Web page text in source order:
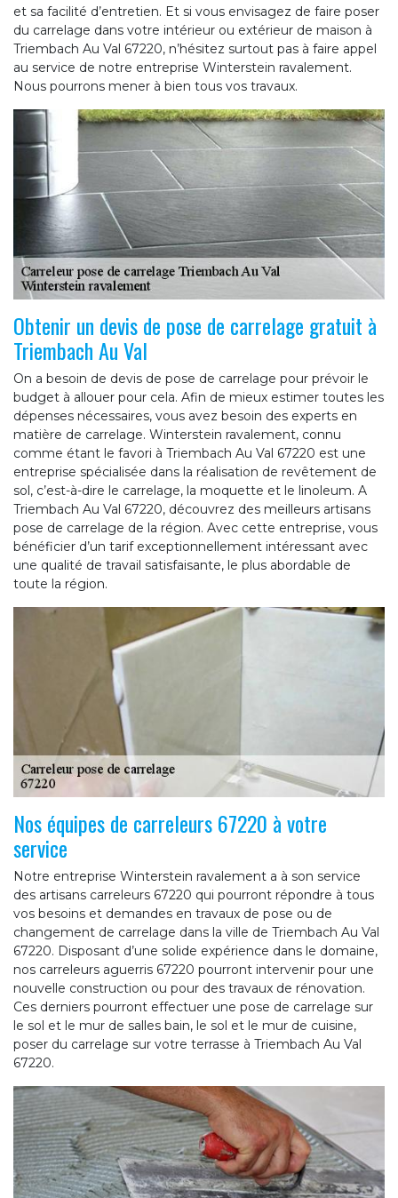
et sa facilité d’entretien. Et si vous envisagez de faire poser
du carrelage dans votre intérieur ou extérieur de maison à
Triembach Au Val 67220, n’hésitez surtout pas à faire appel
au service de notre entreprise Winterstein ravalement.
Nous pourrons mener à bien tous vos travaux.
Obtenir un devis de pose de carrelage gratuit à
Triembach Au Val
On a besoin de devis de pose de carrelage pour prévoir le
budget à allouer pour cela. Afin de mieux estimer toutes les
dépenses nécessaires, vous avez besoin des experts en
matière de carrelage. Winterstein ravalement, connu
comme étant le favori à Triembach Au Val 67220 est une
entreprise spécialisée dans la réalisation de revêtement de
sol, c’est-à-dire le carrelage, la moquette et le linoleum. A
Triembach Au Val 67220, découvrez des meilleurs artisans
pose de carrelage de la région. Avec cette entreprise, vous
bénéficier d’un tarif exceptionnellement intéressant avec
une qualité de travail satisfaisante, le plus abordable de
toute la région.
Nos équipes de carreleurs 67220 à votre
service
Notre entreprise Winterstein ravalement a à son service
des artisans carreleurs 67220 qui pourront répondre à tous
vos besoins et demandes en travaux de pose ou de
changement de carrelage dans la ville de Triembach Au Val
67220. Disposant d’une solide expérience dans le domaine,
nos carreleurs aguerris 67220 pourront intervenir pour une
nouvelle construction ou pour des travaux de rénovation.
Ces derniers pourront effectuer une pose de carrelage sur
le sol et le mur de salles bain, le sol et le mur de cuisine,
poser du carrelage sur votre terrasse à Triembach Au Val
67220.